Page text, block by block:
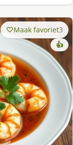
Maak favoriet3
👍